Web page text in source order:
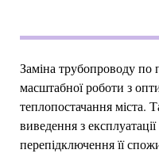
Заміна трубопроводу
масштабної роботи з
теплопостачання міста.
виведення з
перепідключення її